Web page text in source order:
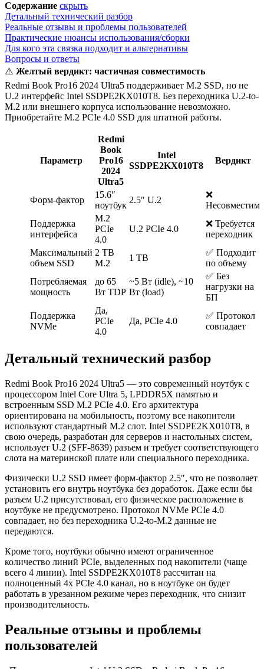
Содержание скрыть
Детальный технический разбор
Реальные отзывы и проблемы пользователей
Практические нюансы использования/сборки
Для кого эта связка подходит и альтернативы
Вопросы и ответы
⚠️ Желтый вердикт: частичная совместимость
Redmi Book Pro16 2024 Ultra5 поддерживает M.2 SSD, но не
U.2 интерфейс Intel SSDPE2KX010T8. Без переходника U.2-to-
M.2 или внешнего корпуса использование невозможно.
Приобретайте M.2 PCIe 4.0 SSD для штатной работы.
Параметр
Redmi
Book
Pro16
2024
Ultra5
Intel
SSDPE2KX010T8
Вердикт
Форм-фактор
15.6″
ноутбук
2.5″ U.2
❌
Несовместим
Поддержка
интерфейса
M.2
PCIe
4.0
U.2 PCIe 4.0
❌ Требуется
переходник
Максимальный
объем SSD
2 TB
M.2
1 TB
✅ Подходит
по объему
Потребляемая
мощность
до 65
Вт TDP
~5 Вт (idle), ~10
Вт (load)
✅ Без
нагрузки на
БП
Поддержка
NVMe
Да,
PCIe
4.0
Да, PCIe 4.0
✅ Протокол
совпадает
Детальный технический разбор
Redmi Book Pro16 2024 Ultra5 — это современный ноутбук с
процессором Intel Core Ultra 5, LPDDR5X памятью и
встроенным SSD M.2 PCIe 4.0. Его архитектура
ориентирована на мобильность, поэтому все накопители
используют стандартный M.2 слот. Intel SSDPE2KX010T8, в
свою очередь, разработан для серверов и настольных систем,
использует U.2 (SFF-8639) разъем и требует соответствующего
слота на материнской плате или специального переходника.
Физически U.2 SSD имеет форм-фактор 2.5″, что не позволяет
установить его внутрь ноутбука без доработок. Даже если бы
разъем U.2 присутствовал, его физическое расположение в
ноутбуке не предусмотрено. Протокол NVMe PCIe 4.0
совпадает, но без переходника U.2-to-M.2 данные не
передаются.
Кроме того, ноутбуки обычно имеют ограниченное
количество линий PCIe, выделенных под накопители (чаще
всего 4 линии). Intel SSDPE2KX010T8 рассчитан на
полноценный 4x PCIe 4.0 канал, но в ноутбуке он будет
работать в урезанном режиме через переходник, что снизит
производительность.
Реальные отзывы и проблемы
пользователей